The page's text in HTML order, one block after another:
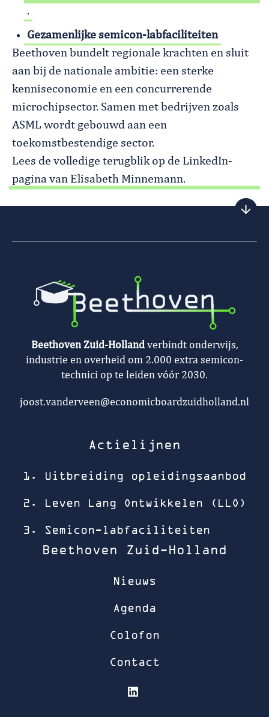
.
Gezamenlijke semicon-labfaciliteiten
Beethoven bundelt regionale krachten en sluit
aan bij de nationale ambitie: een sterke
kenniseconomie en een concurrerende
microchipsector. Samen met bedrijven zoals
ASML wordt gebouwd aan een
toekomstbestendige sector.
Lees de volledige terugblik op de LinkedIn-
pagina van Elisabeth Minnemann.
Beethoven Zuid-Holland verbindt onderwijs,
industrie en overheid om 2.000 extra semicon-
technici op te leiden vóór 2030.
joost.vanderveen@economicboardzuidholland.nl
Actielijnen
1. Uitbreiding opleidingsaanbod
2. Leven Lang Ontwikkelen (LLO)
3. Semicon-labfaciliteiten
Beethoven Zuid-Holland
Nieuws
Agenda
Colofon
Contact